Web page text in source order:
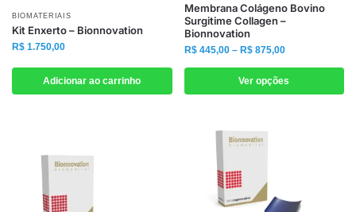
BIOMATERIAIS
Kit Enxerto – Bionnovation
R$ 1.750,00
Adicionar ao carrinho
Membrana Colágeno Bovino
Surgitime Collagen –
Bionnovation
R$445,00 – R$875,00Faixa
preço:
R$ 445,00
Ver opções
produto
tem
várias
opções
escolhidas